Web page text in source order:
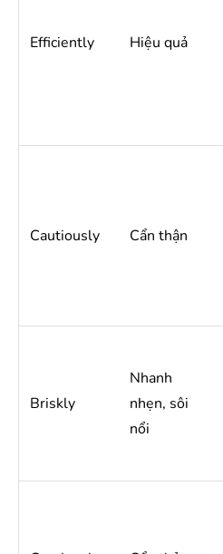
Efficiently Hiệu quả
Cautiously Cẩn thận
Briskly
Nhanh
nhẹn, sôi
nổi